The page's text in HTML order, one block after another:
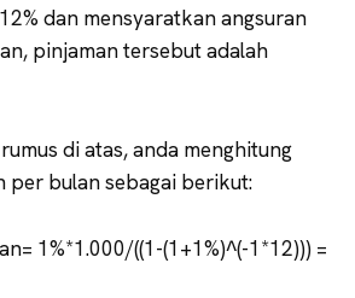
dan mensyaratkan angsuran
pinjaman tersebut adalah
di atas, anda menghitung
per bulan sebagai berikut:
1%*1.000/((1-(1+1%)^(-1*12))) =